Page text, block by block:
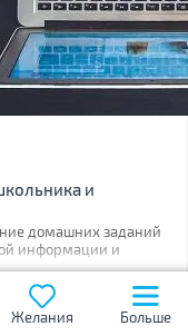
и
домашних заданий
информации и
обеспечит ноутбук.
просто не
Желания Больше